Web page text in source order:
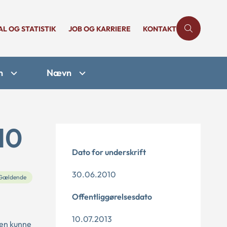
OG STATISTIK JOB OG KARRIERE KONTAKT
Nævn
kunne
Dato for underskrift
30.06.2010
Offentliggørelsesdato
10.07.2013